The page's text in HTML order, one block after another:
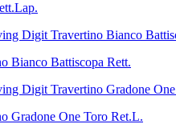
Bianco Battiscopa Rett.
Gradone One Toro Ret.L.